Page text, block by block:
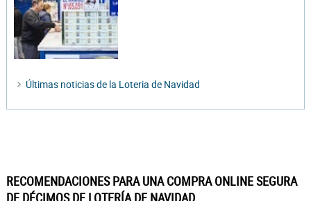
Últimas noticias de la Loteria de Navidad
RECOMENDACIONES PARA UNA COMPRA ONLINE SEGURA